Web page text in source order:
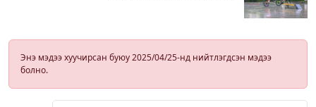
Энэ мэдээ хуучирсан буюу 2025/04/25-нд нийтлэгдсэн мэдээ
болно.